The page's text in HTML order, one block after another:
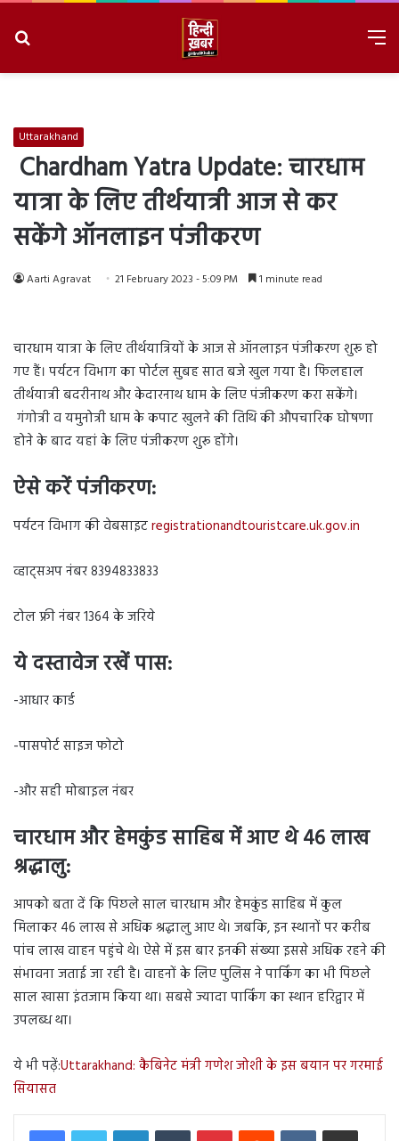
Uttarakhand
Chardham Yatra Update: चारधाम
यात्रा के लिए तीर्थयात्री आज से कर
सकेंगे ऑनलाइन पंजीकरण
Aarti Agravat 21 February 2023 - 5:09 PM 1 minute read
चारधाम यात्रा के लिए तीर्थयात्रियों के आज से ऑनलाइन पंजीकरण शुरू हो
गए हैं। पर्यटन विभाग का पोर्टल सुबह सात बजे खुल गया है। फिलहाल
तीर्थयात्री बदरीनाथ और केदारनाथ धाम के लिए पंजीकरण करा सकेंगे।
गंगोत्री व यमुनोत्री धाम के कपाट खुलने की तिथि की औपचारिक घोषणा
होने के बाद यहां के लिए पंजीकरण शुरू होंगे।
ऐसे करें पंजीकरण:
पर्यटन विभाग की वेबसाइटregistrationandtouristcare.uk.gov.in
व्हाट्सअप नंबर 8394833833
टोल फ्री नंबर 1364 के जरिये
ये दस्तावेज रखें पास:
-आधार कार्ड
-पासपोर्ट साइज फोटो
-और सही मोबाइल नंबर
चारधाम और हेमकुंड साहिब में आए थे 46 लाख
श्रद्धालु:
आपको बता दें कि पिछले साल चारधाम और हेमकुंड साहिब में कुल
मिलाकर 46 लाख से अधिक श्रद्धालु आए थे। जबकि, इन स्थानों पर करीब
पांच लाख वाहन पहुंचे थे। ऐसे में इस बार इनकी संख्या इससे अधिक रहने की
संभावना जताई जा रही है। वाहनों के लिए पुलिस ने पार्किंग का भी पिछले
साल खासा इंतजाम किया था। सबसे ज्यादा पार्किंग का स्थान हरिद्वार में
उपलब्ध था।
ये भी पढ़ें:Uttarakhand: कैबिनेट मंत्री गणेश जोशी के इस बयान पर गरमाई
सियासत
LinkedInTumblr PinterestReddit VKontakteShare via Email